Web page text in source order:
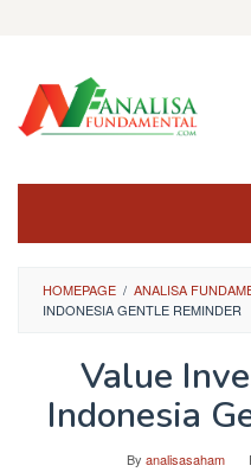
HOMEPAGE / ANALISA
INDONESIA GENTLE REMINDER
Value
Indonesia
By analisasaham